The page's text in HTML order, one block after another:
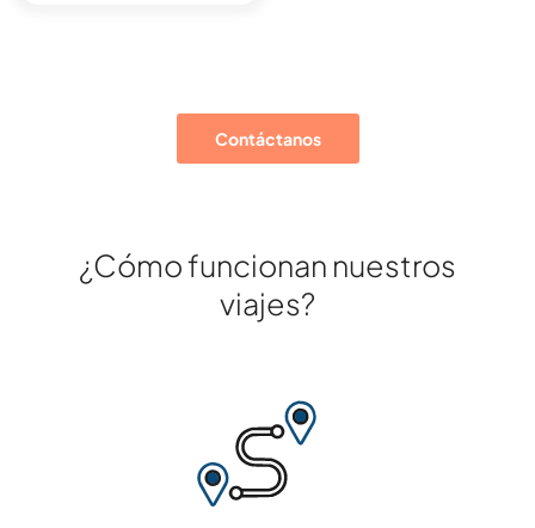
Contáctanos
¿Cómo funcionan nuestros
viajes?